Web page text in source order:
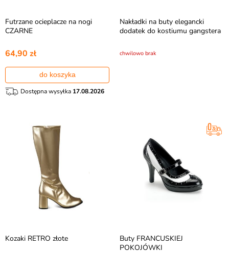
Futrzane ocieplacze na nogi
CZARNE
64,90 zł
do koszyka
Dostępna wysyłka 17.08.2026
Nakładki na buty elegancki
dodatek do kostiumu gangstera
chwilowo brak
Kozaki RETRO złote
Buty FRANCUSKIEJ
POKOJÓWKI